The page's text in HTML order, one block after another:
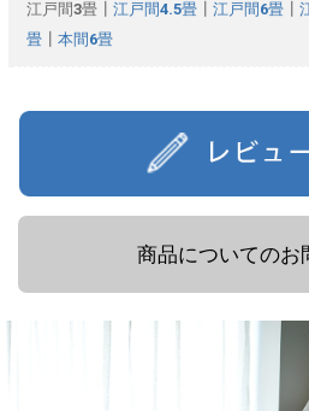
江戸間3畳┃ 江戸間4.5畳 江戸間6畳
畳
本間6畳
商品についてのお